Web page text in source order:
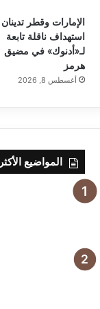
الإمارات وقطر تدينان
استهداف ناقلة تابعة
لـ«أدنوك» في مضيق
هرمز
أغسطس 8, 2026
المواضيع